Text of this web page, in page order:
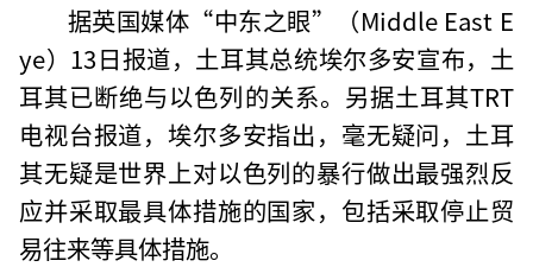
据英国媒体“中东之眼”（Middle East E
ye）13日报道，土耳其总统埃尔多安宣布，土
耳其已断绝与以色列的关系。另据土耳其TRT
电视台报道，埃尔多安指出，毫无疑问，土耳
其无疑是世界上对以色列的暴行做出最强烈反
应并采取最具体措施的国家，包括采取停止贸
易往来等具体措施。